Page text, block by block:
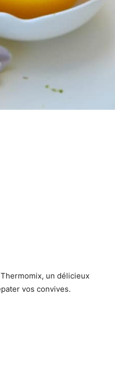
un délicieux
vos convives.